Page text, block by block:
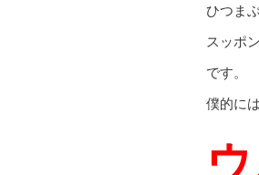
ひつま
スッポ
です。
僕的に